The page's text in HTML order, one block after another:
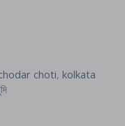
choti, kolkata